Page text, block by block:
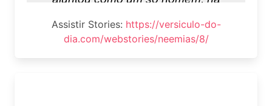
Assistir Stories: https://versiculo-do-
dia.com/webstories/neemias/8/